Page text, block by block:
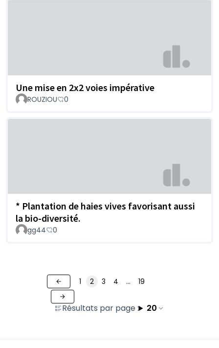
Une mise en 2x2 voies impérative
ROUZIOU 0
* Plantation de haies vives favorisant aussi
la bio-diversité.
gg44 0
Résultats par page : 20
1 2 3 4 … 19